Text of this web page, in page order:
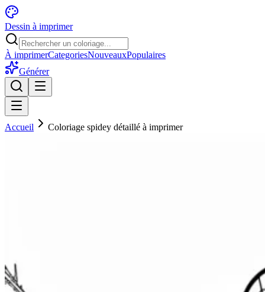
Dessin à imprimer
À imprimerCategoriesNouveauxPopulaires
Générer
Accueil Coloriage spidey détaillé à imprimer